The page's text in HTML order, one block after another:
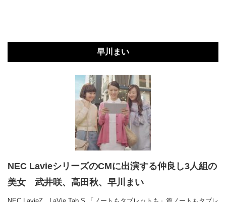
早川まい
NEC LavieシリーズのCMに出演する仲良し3人組の
美女 武井咲、高田秋、早川まい